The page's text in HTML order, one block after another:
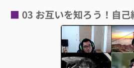
03 お互いを知ろう！自己